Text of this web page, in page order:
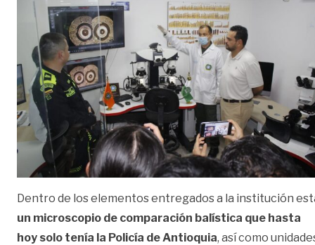
Dentro de los elementos entregados a la institución
un microscopio de comparación balística que hasta
hoy solo tenía la Policía de Antioquia, así como